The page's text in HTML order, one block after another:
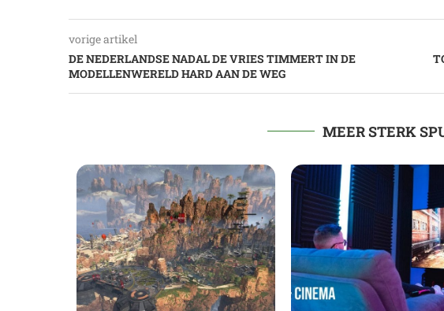
vorige artikel
DE NEDERLANDSE NADAL DE VRIES TIMMERT IN DE
MODELLENWERELD HARD AAN DE WEG
MEER STERK